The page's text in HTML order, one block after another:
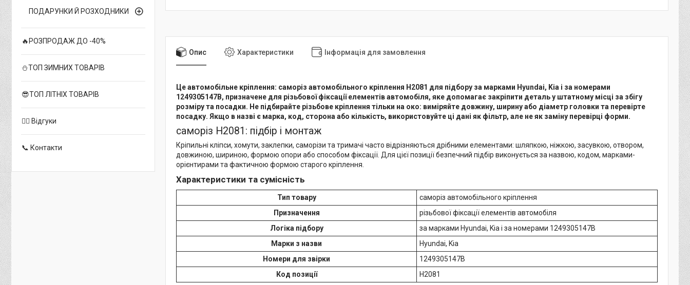
Опис Характеристики Інформація для замовлення
Це автомобільне кріплення: саморіз автомобільного кріплення H2081 для підбору за марками Hyundai, Kia і за номерами
1249305147B, призначене для різьбової фіксації елементів автомобіля, яке допомагає закріпити деталь у штатному місці за збігу
розміру та посадки. Не підбирайте різьбове кріплення тільки на око: виміряйте довжину, ширину або діаметр головки та перевірте
посадку. Якщо в назві є марка, код, сторона або кількість, використовуйте ці дані як фільтр, але не як заміну перевірці форми.
саморіз H2081: підбір і монтаж
Кріпильні кліпси, хомути, заклепки, саморізи та тримачі часто відрізняються дрібними елементами: шляпкою, ніжкою, засувкою, отвором,
довжиною, шириною, формою опори або способом фіксації. Для цієї позиції безпечний підбір виконується за назвою, кодом, марками-
орієнтирами та фактичною формою старого кріплення.
Характеристики та сумісність
Тип товару
саморіз автомобільного кріплення
Призначення
різьбової фіксації елементів автомобіля
Логіка підбору
за марками Hyundai, Kia і за номерами 1249305147B
Марки з назви
Hyundai, Kia
Номери для звірки
1249305147B
Код позиції
H2081
ПОДАРУНКИ Й РОЗХОДНИКИ
🔥РОЗПРОДАЖ ДО -40%
⛄ТОП ЗИМНИХ ТОВАРІВ
😎ТОП ЛІТНІХ ТОВАРІВ
✍🏻 Відгуки
📞 Контакти